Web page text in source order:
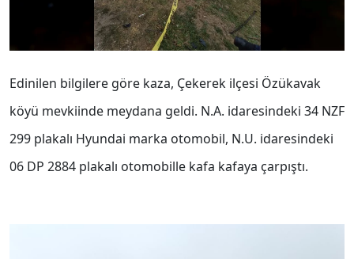
Edinilen bilgilere göre kaza, Çekerek ilçesi Özükavak
köyü mevkiinde meydana geldi. N.A. idaresindeki 34 NZF
299 plakalı Hyundai marka otomobil, N.U. idaresindeki
06 DP 2884 plakalı otomobille kafa kafaya çarpıştı.